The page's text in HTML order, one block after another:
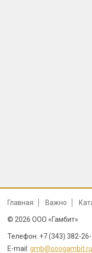
Главная Важно
© 2026 ООО «Гамбит»
Телефон: +7 (343) 382-
E-mail: gmb@ooogambit.ru